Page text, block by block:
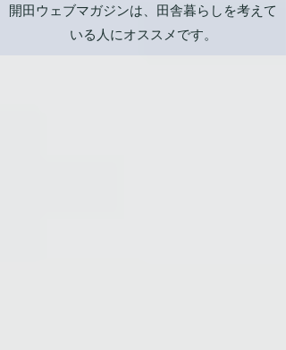
開田ウェブマガジンは、田舎暮らしを考えて
いる人にオススメです。